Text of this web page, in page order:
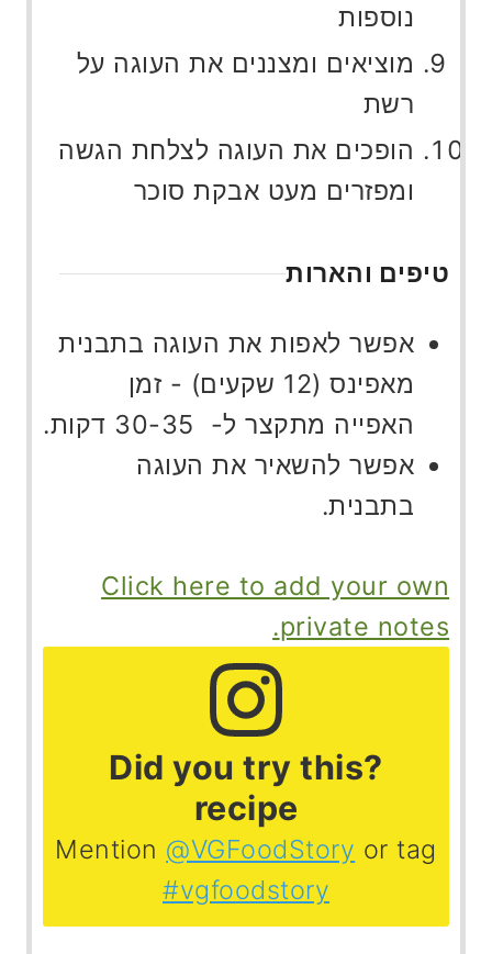
נוספות
מוציאים ומצננים את העוגה על
רשת
הופכים את העוגה לצלחת הגשה
ומפזרים מעט אבקת סוכר
טיפים והארות
אפשר לאפות את העוגה בתבנית
מאפינס (12 שקעים) - זמן
האפייה מתקצר ל- 30-35 דקות.
אפשר להשאיר את העוגה
בתבנית.
Click here to add your own
private notes.
?Did you try this
recipe
Mention @VGFoodStory or tag
#vgfoodstory